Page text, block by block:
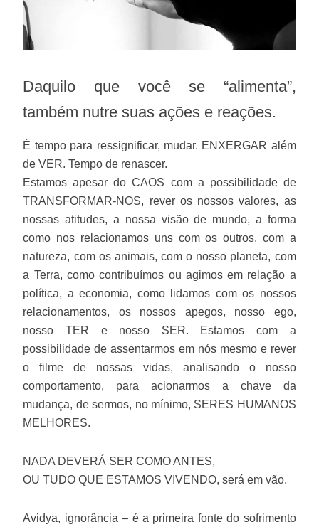
Daquilo que você se “alimenta”,
também nutre suas ações e reações.
É tempo para ressignificar, mudar. ENXERGAR além
de VER. Tempo de renascer.
Estamos apesar do CAOS com a possibilidade de
TRANSFORMAR-NOS, rever os nossos valores, as
nossas atitudes, a nossa visão de mundo, a forma
como nos relacionamos uns com os outros, com a
natureza, com os animais, com o nosso planeta, com
a Terra, como contribuímos ou agimos em relação a
política, a economia, como lidamos com os nossos
relacionamentos, os nossos apegos, nosso ego,
nosso TER e nosso SER. Estamos com a
possibilidade de assentarmos em nós mesmo e rever
o filme de nossas vidas, analisando o nosso
comportamento, para acionarmos a chave da
mudança, de sermos, no mínimo, SERES HUMANOS
MELHORES.
NADA DEVERÁ SER COMO ANTES,
OU TUDO QUE ESTAMOS VIVENDO, será em vão.
Avidya, ignorância – é a primeira fonte do sofrimento